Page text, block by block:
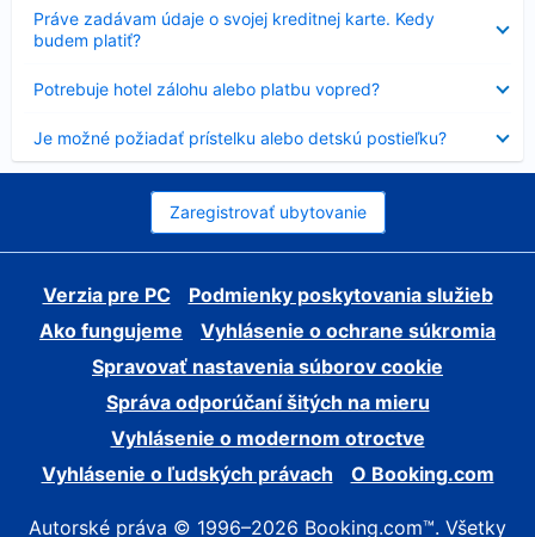
Práve zadávam údaje o svojej kreditnej karte. Kedy
budem platiť?
sa
Potrebuje hotel zálohu alebo platbu vopred?
sa
Je možné požiadať prístelku alebo detskú postieľku?
sa
Zaregistrovať ubytovanie
Verzia pre PC
Podmienky poskytovania služieb
Ako fungujeme
Vyhlásenie o ochrane súkromia
Spravovať nastavenia súborov cookie
Správa odporúčaní šitých na mieru
Vyhlásenie o modernom otroctve
Vyhlásenie o ľudských právach
O Booking.com
Autorské práva © 1996–2026 Booking.com™. Všetky